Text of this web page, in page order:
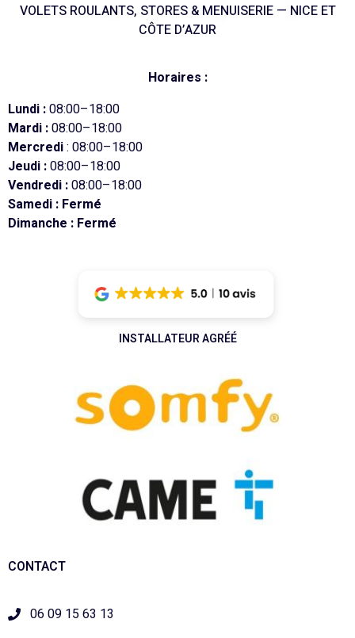
VOLETS ROULANTS, STORES & MENUISERIE — NICE ET
CÔTE D’AZUR
Horaires :
Lundi :08:00–18:00
Mardi :08:00–18:00
Mercredi: 08:00–18:00
Jeudi :08:00–18:00
Vendredi :08:00–18:00
Samedi : Fermé
Dimanche : Fermé
INSTALLATEUR AGRÉÉ
CONTACT
06 09 15 63 13